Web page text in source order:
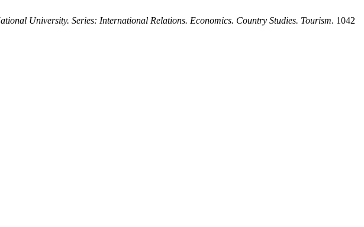
University. Series: International Relations. Economics. Country Studies. Tourism. 1042